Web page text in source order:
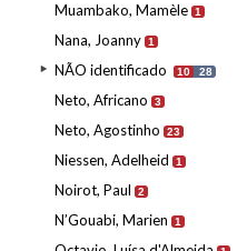
Muambako, Mamèle 1
Nana, Joanny 1
NÃO identificado 10 28
Neto, Africano 3
Neto, Agostinho 23
Niessen, Adelheid 1
Noirot, Paul 2
N’Gouabi, Marien 1